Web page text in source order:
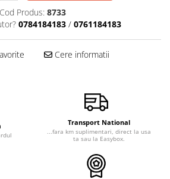
Cod Produs: 8733
0784184183 / 0761184183
Cere informatii
Transport National
...fara km suplimentari, direct la usa
ta sau la Easybox.